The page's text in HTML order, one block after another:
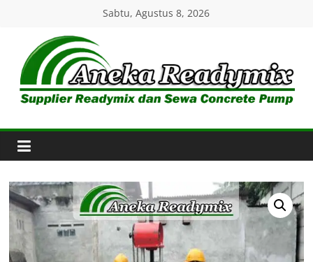
content
Sabtu, Agustus 8, 2026
Aneka
Readymix
Pusat
Online
Aneka
Beton
Ready
mix